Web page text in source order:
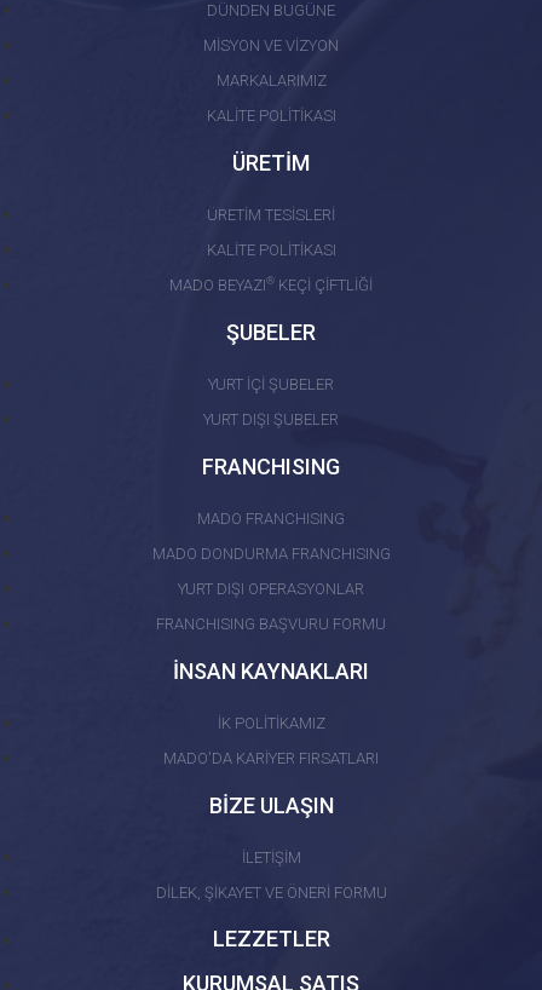
DÜNDEN BUGÜNE
MİSYON VE VİZYON
MARKALARIMIZ
KALİTE POLİTİKASI
ÜRETİM
ÜRETİM TESİSLERİ
KALİTE POLİTİKASI
MADO BEYAZI® KEÇİ ÇİFTLİĞİ
ŞUBELER
YURT İÇİ ŞUBELER
YURT DIŞI ŞUBELER
FRANCHISING
MADO FRANCHISING
MADO DONDURMA FRANCHISING
YURT DIŞI OPERASYONLAR
FRANCHISING BAŞVURU FORMU
İNSAN KAYNAKLARI
İK POLİTİKAMIZ
MADO'DA KARİYER FIRSATLARI
BİZE ULAŞIN
İLETİŞİM
DİLEK, ŞİKAYET VE ÖNERİ FORMU
LEZZETLER
KURUMSAL SATIŞ